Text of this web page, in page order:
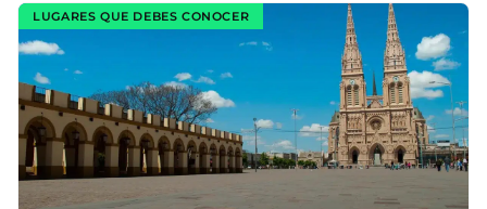
LUGARES QUE DEBES CONOCER